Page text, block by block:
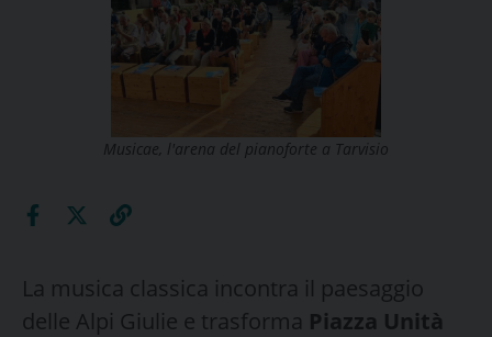
Musicae, l'arena del pianoforte a Tarvisio
La musica classica incontra il paesaggio
delle Alpi Giulie e trasforma Piazza Unità